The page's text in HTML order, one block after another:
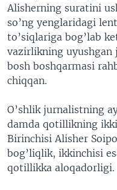
Alisherning suratini
so’ng yenglaridagi
to’siqlariga bog’lab
vazirlikning uyushgan
bosh boshqarmasi
chiqqan.
O’shlik jurnalistning
damda qotillikning
Birinchisi Alisher
bog’liqlik, ikkinchisi
qotillikka aloqadorligi.